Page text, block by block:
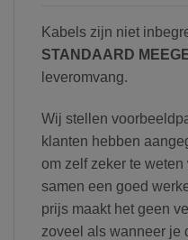
Kabels zijn niet
STANDAARD
leveromvang.
Wij stellen
klanten hebben
om zelf zeker te
samen een goed
prijs maakt het geen
zoveel als wanneer je